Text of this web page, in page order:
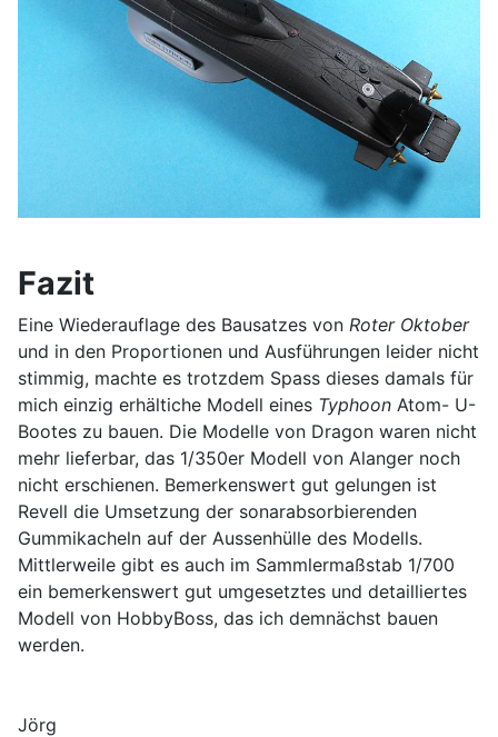
Fazit
Eine Wiederauflage des Bausatzes von Roter Oktober
und in den Proportionen und Ausführungen leider nicht
stimmig, machte es trotzdem Spass dieses damals für
mich einzig erhältiche Modell eines Typhoon Atom- U-
Bootes zu bauen. Die Modelle von Dragon waren nicht
mehr lieferbar, das 1/350er Modell von Alanger noch
nicht erschienen. Bemerkenswert gut gelungen ist
Revell die Umsetzung der sonarabsorbierenden
Gummikacheln auf der Aussenhülle des Modells.
Mittlerweile gibt es auch im Sammlermaßstab 1/700
ein bemerkenswert gut umgesetztes und detailliertes
Modell von HobbyBoss, das ich demnächst bauen
werden.
Jörg